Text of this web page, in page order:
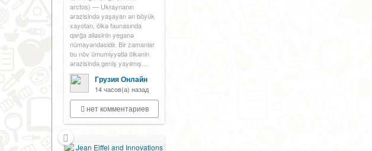
arctos) — Ukraynanın
ərazisində yaşayan ən böyük
xayotan, ölkə faunasında
qarğa ailəsinin yeganə
nümayəndəsidir. Bir zamanlar
bu növ ümumiyyətlə ölkənin
ərazisində geniş yayılmış…
Грузия Онлайн
14 часов(а) назад
нет комментариев